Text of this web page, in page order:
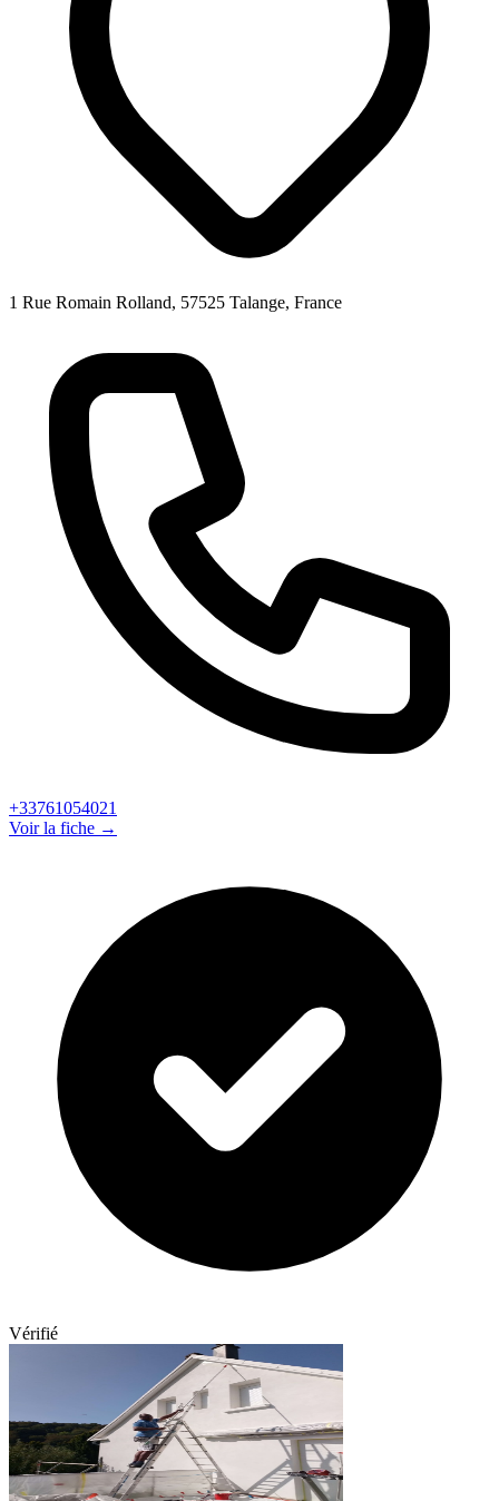
1 Rue Romain Rolland, 57525 Talange, France
+33761054021
Voir la fiche →
Vérifié